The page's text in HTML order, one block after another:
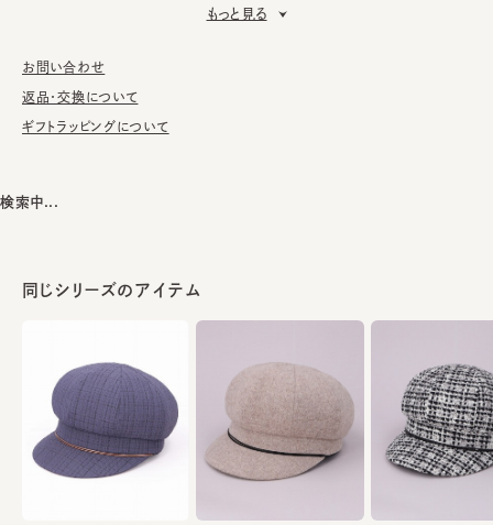
が汚れてしまう前の対策として、汗止めのハットライナーのお勧め
しております。
※サイズ調節スベリ仕様（サイズを小さくする際は、調節テープを
※柄の出方は個体差があります。
素材
表地：レーヨン33% ポリエステル28% アクリル1
部分：アクリル100%
生産国 made in JAPAN
もっと見る
お問い合わせ
返品・交換について
ギフトラッピングについて
同じシリーズのアイテム
検索中...